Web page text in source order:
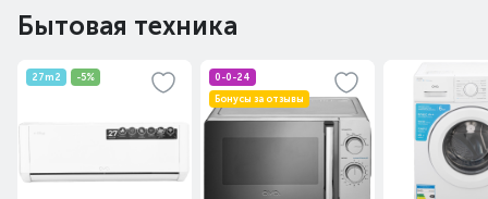
Бытовая техника
27m2 -5%
0-0-24
Бонусы за отзывы